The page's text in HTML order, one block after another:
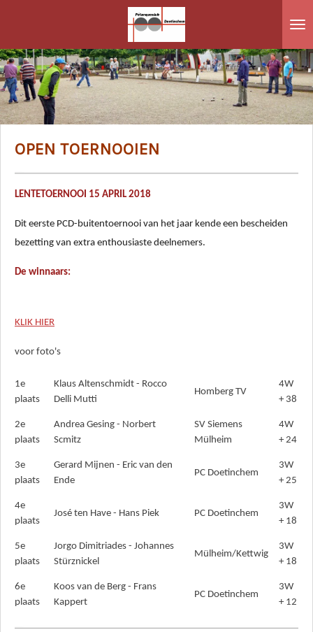
naar
de
hoofdinhoud
OPEN TOERNOOIEN
LENTETOERNOOI 15 APRIL 2018
Dit eerste PCD-buitentoernooi van het jaar kende een bescheiden
bezetting van extra enthousiaste deelnemers.
De winnaars:
KLIK HIER
voor foto's
1e
plaats
Klaus Altenschmidt - Rocco
Delli Mutti
Homberg TV
4W
+ 38
2e
plaats
Andrea Gesing - Norbert
Scmitz
SV Siemens
Mülheim
4W
+ 24
3e
plaats
Gerard Mijnen - Eric van den
Ende
PC Doetinchem
3W
+ 25
4e
plaats
José ten Have - Hans Piek PC Doetinchem
3W
+ 18
5e
plaats
Jorgo Dimitriades - Johannes
Stürznickel
Mülheim/Kettwig
3W
+ 18
6e
plaats
Koos van de Berg - Frans
Kappert
PC Doetinchem
3W
+ 12